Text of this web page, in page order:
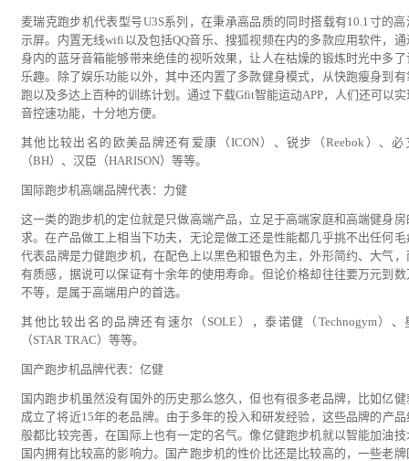
麦瑞克跑步机代表型号U3S系列，在秉承高品质的同时搭载有10.1寸的高
示屏。内置无线wifi以及包括QQ音乐、搜狐视频在内的多款应用软件，通
身内的蓝牙音箱能够带来绝佳的视听效果，让人在枯燥的锻炼时光中多了
乐趣。除了娱乐功能以外，其中还内置了多款健身模式，从快跑瘦身到有
跑以及多达上百种的训练计划。通过下载Gfit智能运动APP，人们还可以实
音控速功能，十分地方便。
其他比较出名的欧美品牌还有爱康（ICON）、锐步（Reebok）、必
（BH）、汉臣（HARISON）等等。
国际跑步机高端品牌代表：力健
这一类的跑步机的定位就是只做高端产品，立足于高端家庭和高端健身房
求。在产品做工上相当下功夫，无论是做工还是性能都几乎挑不出任何毛
代表品牌是力健跑步机，在配色上以黑色和银色为主，外形简约、大气，
有质感，据说可以保证有十余年的使用寿命。但论价格却往往要万元到数
不等，是属于高端用户的首选。
其他比较出名的品牌还有速尔（SOLE），泰诺健（Technogym）、
（STAR TRAC）等等。
国产跑步机品牌代表：亿健
国内跑步机虽然没有国外的历史那么悠久，但也有很多老品牌，比如亿健
成立了将近15年的老品牌。由于多年的投入和研发经验，这些品牌的产品
般都比较完善，在国际上也有一定的名气。像亿健跑步机就以智能加油技
国内拥有比较高的影响力。国产跑步机的性价比还是比较高的，一些老牌